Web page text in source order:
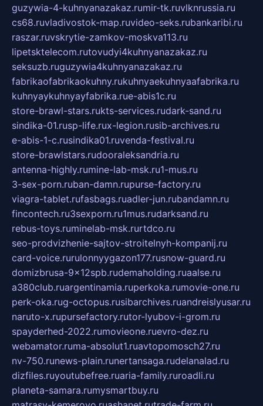
guzywia-4-kuhnyanazakaz.rumir-tk.ruvlknrussia.ru
cs68.ruvladivostok-map.ruvideo-seks.rubankaribi.ru
raszar.ruvskrytie-zamkov-moskva113.ru
lipetsktelecom.rutovudyi4kuhnyanazakaz.ru
seksuzb.ruguzywia4kuhnyanazakaz.ru
fabrikaofabrikaokuhny.rukuhnyaekuhnyaafabrika.ru
kuhnyaykuhnyayfabrika.rue-abis1c.ru
store-brawl-stars.rukts-services.rudark-sand.ru
sindika-01.rusp-life.rux-legion.rusib-archives.ru
e-abis-1-c.rusindika01.ruvenda-festival.ru
store-brawlstars.rudooraleksandria.ru
antenna-highly.rumine-lab-msk.ru1-mus.ru
3-sex-porn.ruban-damn.rupurse-factory.ru
viagra-tablet.rufasbags.ruadler-jun.rubandamn.ru
fincontech.ru3sexporn.ru1mus.rudarksand.ru
rebus-toys.ruminelab-msk.rurtdco.ru
seo-prodvizhenie-sajtov-stroitelnyh-kompanij.ru
card-voice.rurulonnyygazon177.rusnow-guard.ru
domizbrusa-9x12spb.rudemaholding.ruaalse.ru
a380club.ruargentinamia.ruperkoka.rumovie-one.ru
perk-oka.rug-octopus.rusibarchives.ruandreislyusar.ru
naruto-x.rupursefactory.rutor-lyubov-i-grom.ru
spayderhed-2022.rumovieone.ruevro-dez.ru
webamator.ruma-absolut1.ruavtopomosch27.ru
nv-750.runews-plain.runertansaga.rudelanalad.ru
dizfiles.ruyoutubefree.ruaria-family.ruroadli.ru
planeta-samara.rumysmartbuy.ru